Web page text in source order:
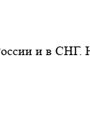
и в